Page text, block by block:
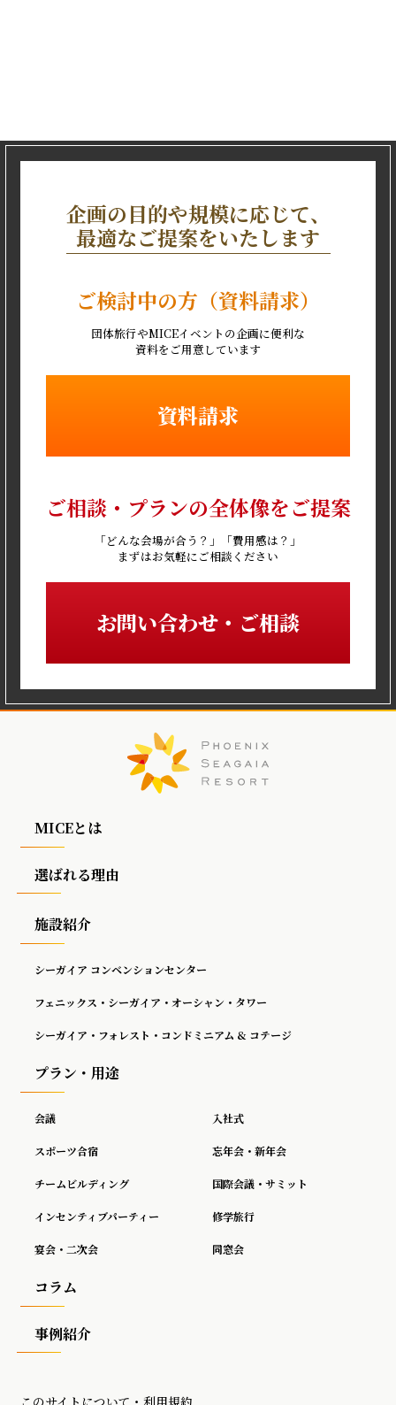
当施設は、適用される法令及びその他の規範を遵守
7. お問い合わせ窓口
個人情報の取り扱いに関するお問い合わせは、お問
い合わせフォームよりご連絡ください。
企画の目的や規模に応じて、
最適なご提案をいたします
ご検討中の方（資料請求）
団体旅行やMICEイベントの企画に便利な
資料をご用意しています
資料請求
ご相談・プランの全体像をご提案
「どんな会場が合う？」「費用感は？」
まずはお気軽にご相談ください
お問い合わせ・ご相談
MICEとは
選ばれる理由
施設紹介
シーガイア コンベンションセンター
フェニックス・シーガイア・オーシャン・タワー
シーガイア・フォレスト・コンドミニアム & コテージ
プラン・用途
会議
スポーツ合宿
チームビルディング
インセンティブパーティー
宴会・二次会
入社式
忘年会・新年会
国際会議・サミット
修学旅行
同窓会
コラム
事例紹介